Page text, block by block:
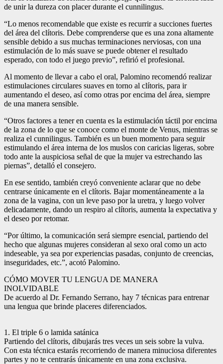
de unir la dureza con placer durante el cunnilingus.
“Lo menos recomendable que existe es recurrir a succiones fuertes
del área del clítoris. Debe comprenderse que es una zona altamente
sensible debido a sus muchas terminaciones nerviosas, con una
estimulación de lo más suave se puede obtener el resultado
esperado, con todo el juego previo”, refirió el profesional.
Al momento de llevar a cabo el oral, Palomino recomendó realizar
estimulaciones circulares suaves en torno al clítoris, para ir
aumentando el deseo, así como otras por encima del área, siempre
de una manera sensible.
“Otros factores a tener en cuenta es la estimulación táctil por encima
de la zona de lo que se conoce como el monte de Venus, mientras se
realiza el cunnilingus. También es un buen momento para seguir
estimulando el área interna de los muslos con caricias ligeras, sobre
todo ante la auspiciosa señal de que la mujer va estrechando las
piernas”, detalló el consejero.
En ese sentido, también creyó conveniente aclarar que no debe
centrarse únicamente en el clítoris. Bajar momentáneamente a la
zona de la vagina, con un leve paso por la uretra, y luego volver
delicadamente, dando un respiro al clítoris, aumenta la expectativa y
el deseo por retomar.
“Por último, la comunicación será siempre esencial, partiendo del
hecho que algunas mujeres consideran al sexo oral como un acto
indeseable, ya sea por experiencias pasadas, conjunto de creencias,
inseguridades, etc.”, acotó Palomino.
CÓMO MOVER TU LENGUA DE MANERA
INOLVIDABLE
De acuerdo al Dr. Fernando Serrano, hay 7 técnicas para entrenar
una lengua que brinde placeres diferenciados.
1. El triple 6 o lamida satánica
Partiendo del clítoris, dibujarás tres veces un seis sobre la vulva.
Con esta técnica estarás recorriendo de manera minuciosa diferentes
partes y no te centrarás únicamente en una zona exclusiva.